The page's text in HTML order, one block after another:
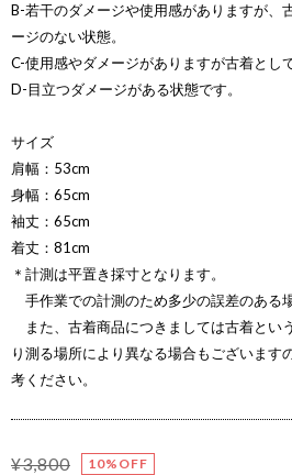
B-若干のダメージや使用感がありますが、
ージのない状態。
C-使用感やダメージがありますが古着とし
D-目立つダメージがある状態です。
サイズ
肩幅：53cm
身幅：65cm
袖丈：65cm
着丈：81cm
＊計測は平置き採寸となります。
手作業での計測のため多少の誤差のある
また、古着商品につきましては古着とい
り測る場所により異なる場合もございます
考ください。
¥3,800 10%OFF